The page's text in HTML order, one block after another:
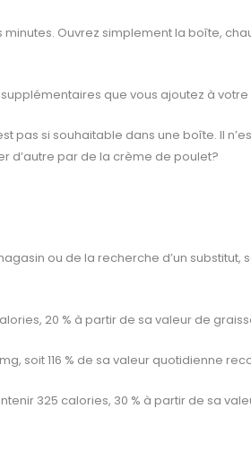
Ouvrez simplement la boîte,
que vous ajoutez à
pas si souhaitable dans une boîte. Il
d’autre par de la crème de poulet?
ou de la recherche d’un
20 % à partir de sa valeur de
soit 116 % de sa valeur quotidienne
325 calories, 30 % à partir de sa